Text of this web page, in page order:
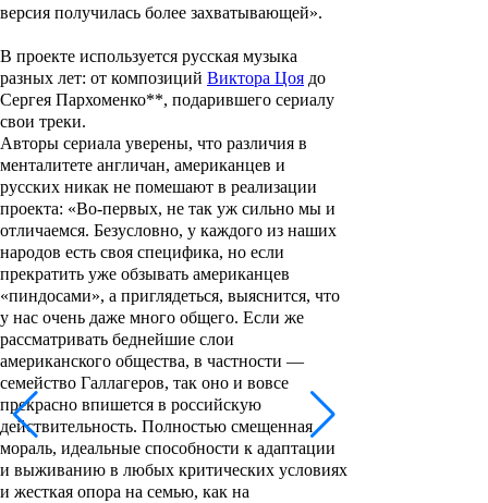
версия получилась более захватывающей».
В проекте используется русская музыка
разных лет: от композиций Виктора Цоя до
Сергея Пархоменко**, подарившего сериалу
свои треки.
Авторы сериала уверены, что различия в
менталитете англичан, американцев и
русских никак не помешают в реализации
проекта: «Во-первых, не так уж сильно мы и
отличаемся. Безусловно, у каждого из наших
народов есть своя специфика, но если
прекратить уже обзывать американцев
«пиндосами», а приглядеться, выяснится, что
у нас очень даже много общего. Если же
рассматривать беднейшие слои
американского общества, в частности —
семейство Галлагеров, так оно и вовсе
прекрасно впишется в российскую
действительность. Полностью смещенная
мораль, идеальные способности к адаптации
и выживанию в любых критических условиях
и жесткая опора на семью, как на